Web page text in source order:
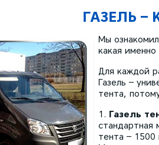
ГАЗЕЛЬ –
Мы
какая
Для каждой
Газель –
тента,
Газель
стандартная
тента –